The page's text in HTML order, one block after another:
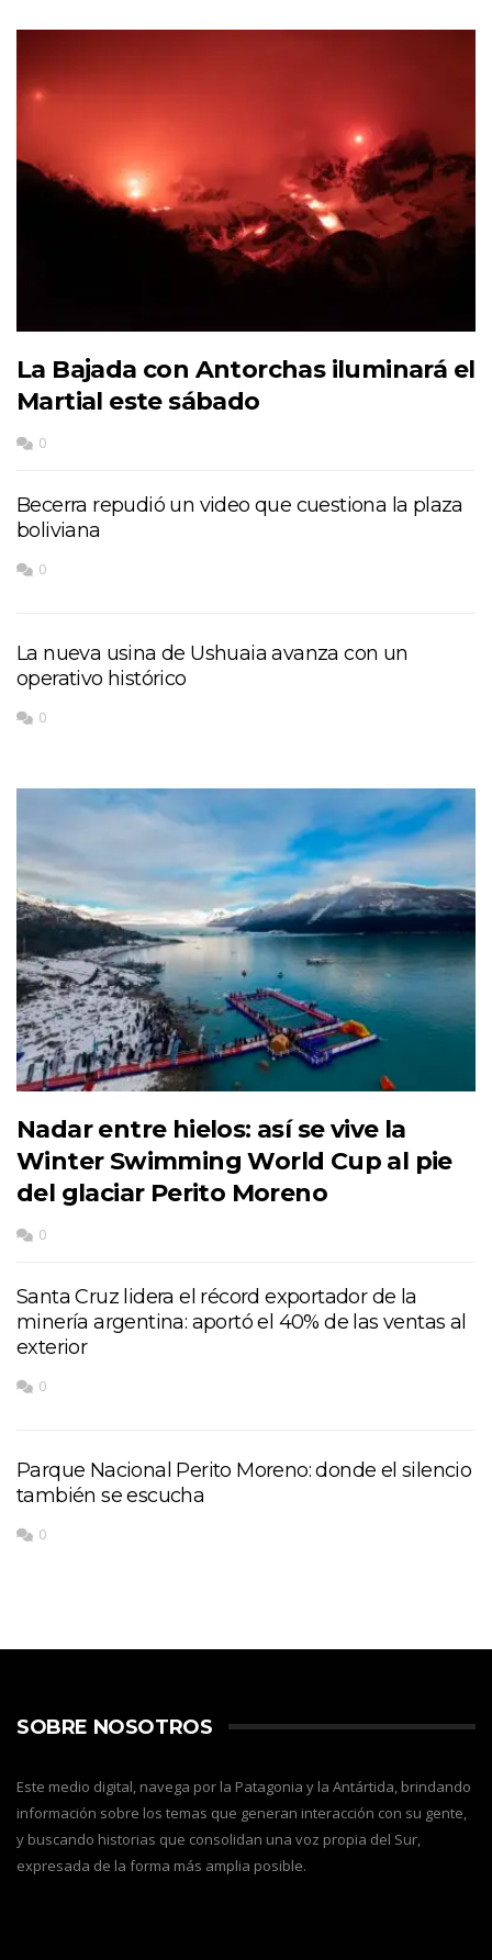
La Bajada con Antorchas iluminará el
Martial este sábado
0
Becerra repudió un video que cuestiona la plaza
boliviana
0
La nueva usina de Ushuaia avanza con un
operativo histórico
0
Nadar entre hielos: así se vive la
Winter Swimming World Cup al pie
del glaciar Perito Moreno
0
Santa Cruz lidera el récord exportador de la
minería argentina: aportó el 40% de las ventas al
exterior
0
Parque Nacional Perito Moreno: donde el silencio
también se escucha
0
SOBRE NOSOTROS
Este medio digital, navega por la Patagonia y la Antártida, brindando
información sobre los temas que generan interacción con su gente,
y buscando historias que consolidan una voz propia del Sur,
expresada de la forma más amplia posible.